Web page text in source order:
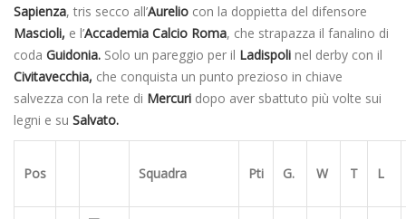
Sapienza, tris secco all’Aurelio con la doppietta del difensore
Mascioli, e l’Accademia Calcio Roma, che strapazza il fanalino di
coda Guidonia. Solo un pareggio per il Ladispoli nel derby con il
Civitavecchia, che conquista un punto prezioso in chiave
salvezza con la rete di Mercuri dopo aver sbattuto più volte sui
legni e su Salvato.
Pos Squadra Pti G. W T L